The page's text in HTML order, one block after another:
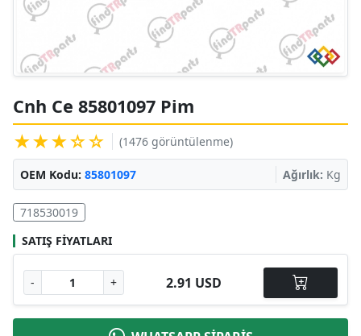
Cnh Ce 85801097 Pim
★★★☆☆
(1476 görüntülenme)
OEM Kodu: 85801097 Ağırlık: Kg
718530019
SATIŞ FIYATLARI
- + 2.91 USD